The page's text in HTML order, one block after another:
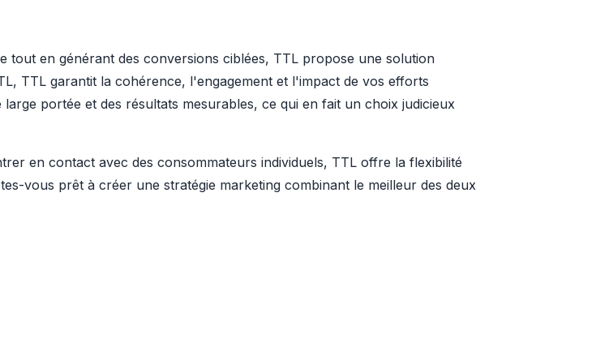
en générant des conversions ciblées, TTL propose une solution
TTL garantit la cohérence, l'engagement et l'impact de vos efforts
portée et des résultats mesurables, ce qui en fait un choix judicieux
en contact avec des consommateurs individuels, TTL offre la flexibilité
vous prêt à créer une stratégie marketing combinant le meilleur des deux